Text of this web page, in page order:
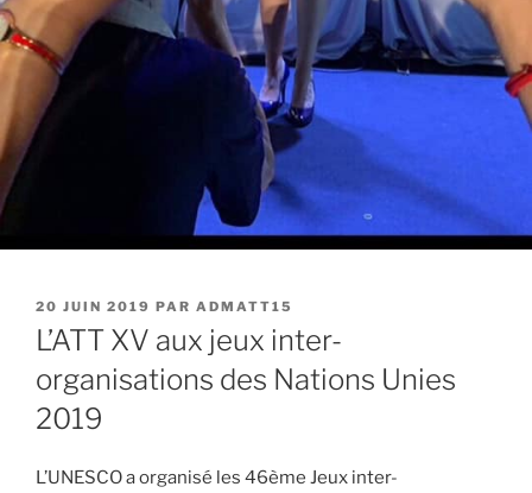
PUBLIÉ
LE
20 JUIN 2019 PAR ADMATT15
L’ATT XV aux jeux inter-
organisations des Nations Unies
2019
L’UNESCO a organisé les 46ème Jeux inter-